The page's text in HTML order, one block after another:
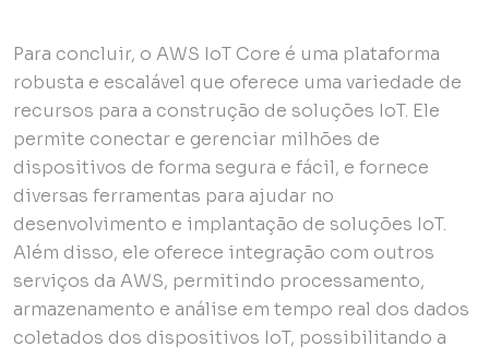
Para concluir, o AWS IoT Core é uma plataforma
robusta e escalável que oferece uma variedade de
recursos para a construção de soluções IoT. Ele
permite conectar e gerenciar milhões de
dispositivos de forma segura e fácil, e fornece
diversas ferramentas para ajudar no
desenvolvimento e implantação de soluções IoT.
Além disso, ele oferece integração com outros
serviços da AWS, permitindo processamento,
armazenamento e análise em tempo real dos dados
coletados dos dispositivos IoT, possibilitando a